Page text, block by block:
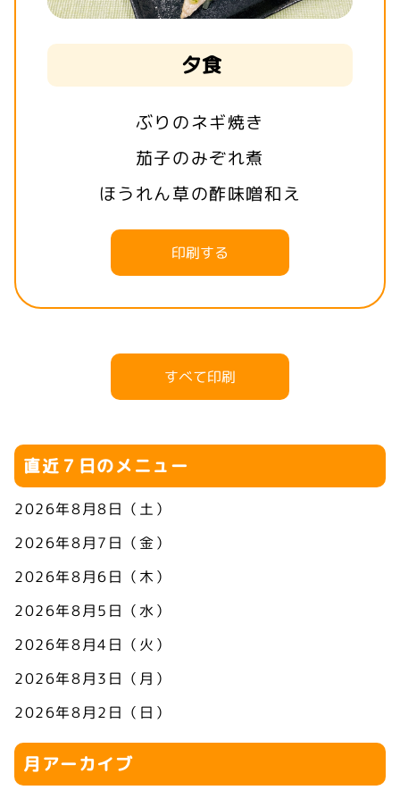
夕食
ぶりのネギ焼き
茄子のみぞれ煮
ほうれん草の酢味噌和え
印刷する
すべて印刷
直近７日のメニュー
2026年8月8日（土）
2026年8月7日（金）
2026年8月6日（木）
2026年8月5日（水）
2026年8月4日（火）
2026年8月3日（月）
2026年8月2日（日）
月アーカイブ